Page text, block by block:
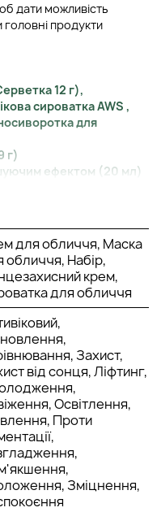
дати можливість
продукти
12 г),
сироватка AWS ,
для
г)
ефектом (20 мл)
та висушіть
його на обличчя за
та вкрийте
Зніміть маску
залишки гелю.
відповідно до
маску.
крем.
крем.
для обличчя, Маска
обличчя, Набір,
крем,
для обличчя
Захист,
від сонця, Ліфтинг,
Освітлення,
Проти
Зміцнення,